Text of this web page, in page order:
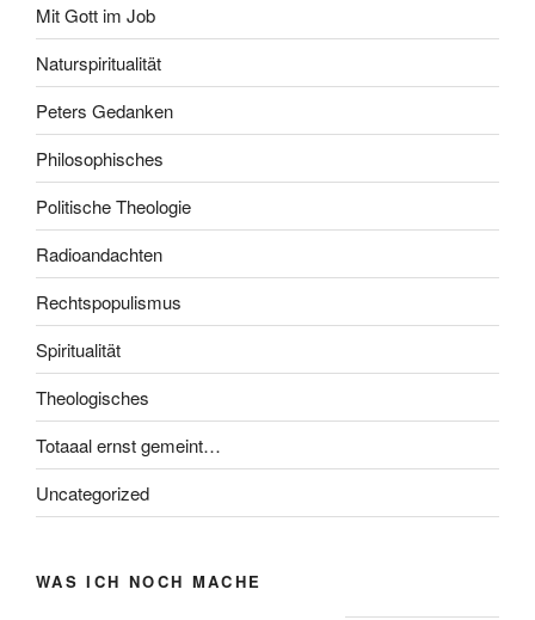
Mit Gott im Job
Naturspiritualität
Peters Gedanken
Philosophisches
Politische Theologie
Radioandachten
Rechtspopulismus
Spiritualität
Theologisches
Totaaal ernst gemeint…
Uncategorized
WAS ICH NOCH MACHE